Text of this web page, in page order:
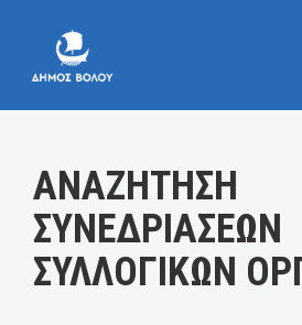
ΑΝΑΖΗΤΗΣΗ
ΣΥΝΕΔΡΙΑΣΕΩΝ
ΣΥΛΛΟΓΙΚΩΝ